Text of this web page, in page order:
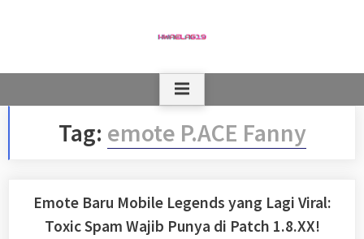
Tag: emote P.ACE Fanny
Emote Baru Mobile Legends yang Lagi Viral:
Toxic Spam Wajib Punya di Patch 1.8.XX!